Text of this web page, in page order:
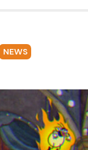
NEWS